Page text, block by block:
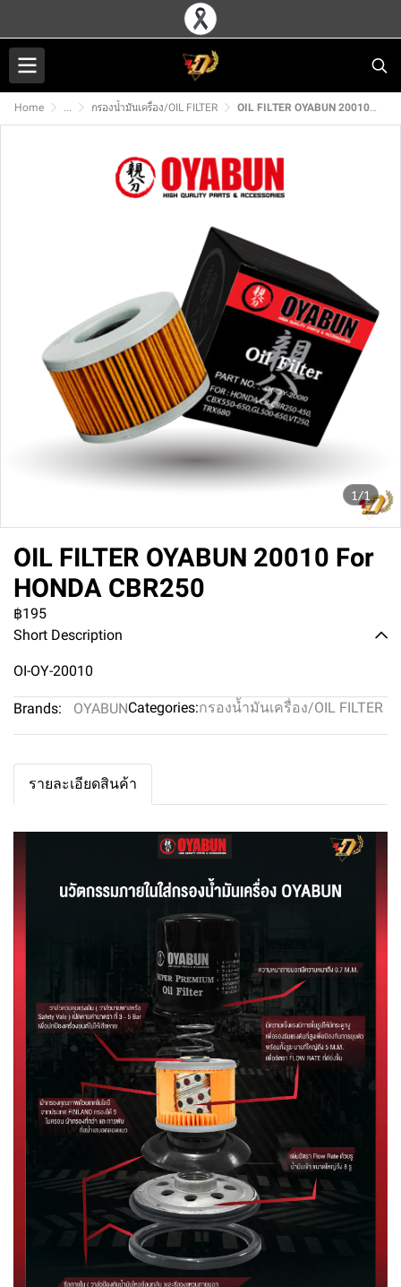
Home ... กรองน้ำมันเครื่อง/OIL FILTER OIL FILTER OYABUN 20010 For HONDA CBR250
1/1
OIL FILTER OYABUN 20010 For
HONDA CBR250
฿195
Short Description
OI-OY-20010
Brands: OYABUNCategories:กรองน้ำมันเครื่อง/OIL FILTER
รายละเอียดสินค้า